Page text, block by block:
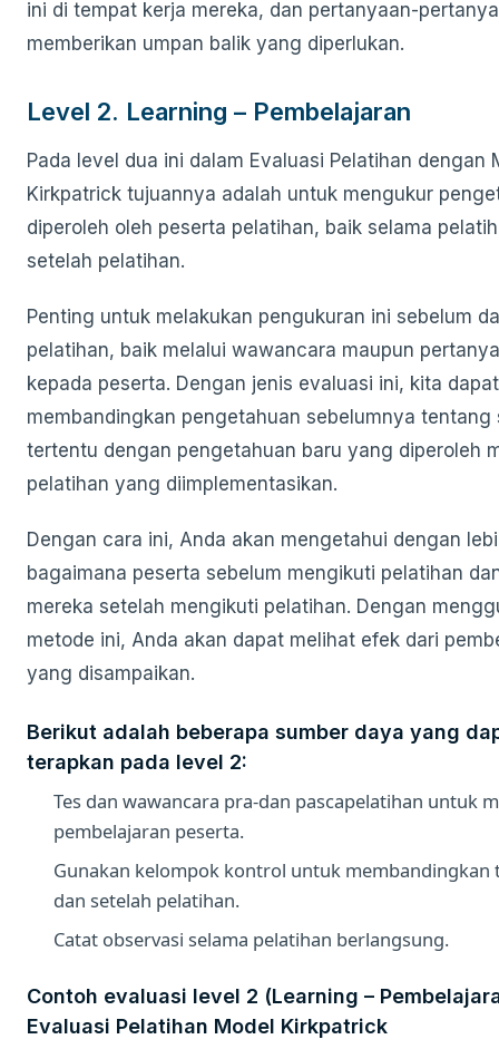
ini di tempat kerja mereka, dan pertanyaan-
memberikan umpan balik yang diperlukan.
Level 2. Learning – Pembelajaran
Pada level dua ini dalam Evaluasi Pelatihan dengan
Kirkpatrick tujuannya adalah untuk mengukur
diperoleh oleh peserta pelatihan, baik selama
setelah pelatihan.
Penting untuk melakukan pengukuran ini sebelum
pelatihan, baik melalui wawancara maupun
kepada peserta. Dengan jenis evaluasi ini, kita dapat
membandingkan pengetahuan sebelumnya tentang
tertentu dengan pengetahuan baru yang diperoleh
pelatihan yang diimplementasikan.
Dengan cara ini, Anda akan mengetahui dengan
bagaimana peserta sebelum mengikuti pelatihan
mereka setelah mengikuti pelatihan. Dengan
metode ini, Anda akan dapat melihat efek dari
yang disampaikan.
Berikut adalah beberapa sumber daya yang
terapkan pada level 2:
Tes dan wawancara pra-dan pascapelatihan untuk
pembelajaran peserta.
Gunakan kelompok kontrol untuk membandingkan
dan setelah pelatihan.
Catat observasi selama pelatihan berlangsung.
Contoh evaluasi level 2 (Learning –
Evaluasi Pelatihan Model Kirkpatrick